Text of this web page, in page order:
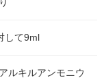
して9ml
ルキルアンモニウ